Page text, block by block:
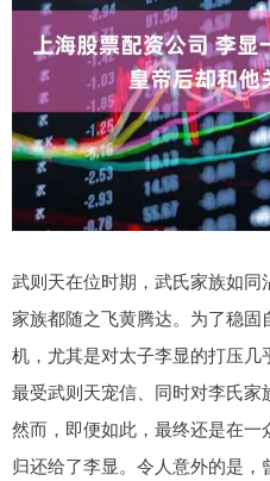
武则天在位时期，武氏家族如
家族都随之飞黄腾达。为了稳
机，尤其是对太子李显的打压几
最受武则天宠信、同时对李氏家
然而，即便如此，最终还是在
归还给了李显。令人意外的是